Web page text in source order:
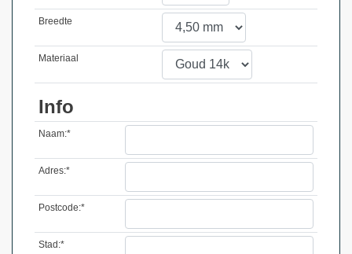
Breedte
Materiaal
Info
Naam:*
Adres:*
Postcode:*
Stad:*